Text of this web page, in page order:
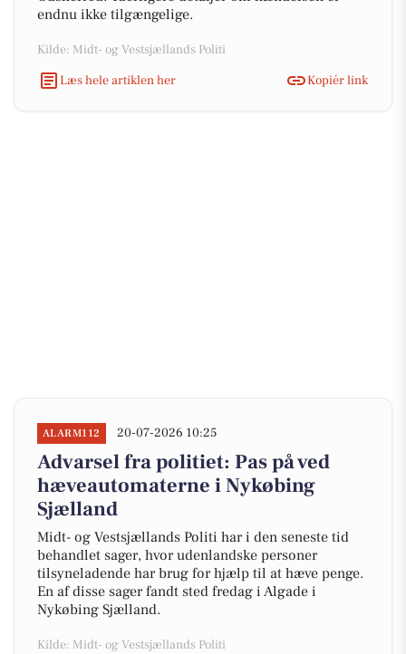
endnu ikke tilgængelige.
Kilde: Midt- og Vestsjællands Politi
Læs hele artiklen her
Kopiér link
ALARM112 20-07-2026 10:25
Advarsel fra politiet: Pas på ved
hæveautomaterne i Nykøbing
Sjælland
Midt- og Vestsjællands Politi har i den seneste tid
behandlet sager, hvor udenlandske personer
tilsyneladende har brug for hjælp til at hæve penge.
En af disse sager fandt sted fredag i Algade i
Nykøbing Sjælland.
Kilde: Midt- og Vestsjællands Politi